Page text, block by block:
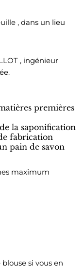
, dans un lieu
, ingénieur
premières
la saponification
fabrication
pain de savon
maximum
si vous en